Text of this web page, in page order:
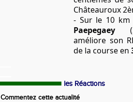
Châteauroux
- Sur le 10
Paepegaey
améliore son
de la course en
les Réactions
Commentez cette actualité